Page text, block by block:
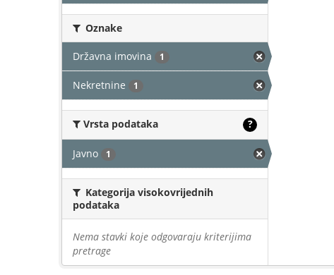
Oznake
Državna imovina 1
Nekretnine 1
Vrsta podataka ?
Javno 1
Kategorija visokovrijednih
podataka
Nema stavki koje odgovaraju kriterijima
pretrage